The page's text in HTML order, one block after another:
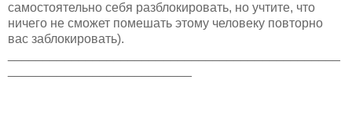
самостоятельно себя разблокировать, но учтите, что
ничего не сможет помешать этому человеку повторно
вас заблокировать).